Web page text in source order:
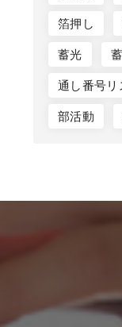
箔押し
蓄光
通し番号リ
部活動